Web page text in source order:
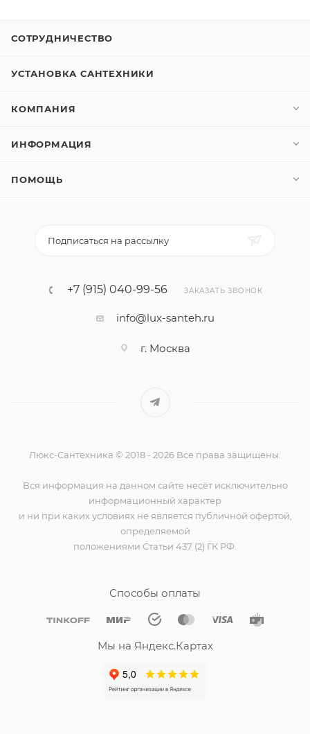
СОТРУДНИЧЕСТВО
УСТАНОВКА САНТЕХНИКИ
КОМПАНИЯ
ИНФОРМАЦИЯ
ПОМОЩЬ
Подписаться на рассылку
+7 (915) 040-99-56 ЗАКАЗАТЬ ЗВОНОК
info@lux-santeh.ru
г. Москва
Люкс-Сантехника © 2018 - 2026 Все права защищены.
Вся информация на данном сайте несёт исключительно
информационный характер
и ни при каких условиях не является публичной офертой,
определяемой
положениями Статьи 437 (2) ГК РФ.
Способы оплаты
Мы на Яндекс.Картах